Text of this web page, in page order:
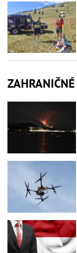
ZAHRANIČNÉ